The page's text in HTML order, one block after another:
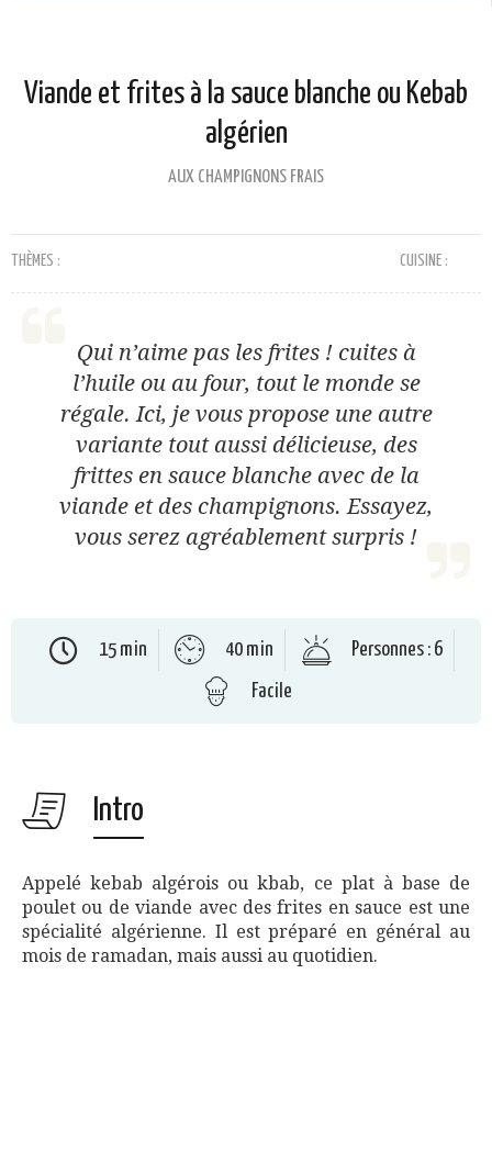
Viande et frites à la sauce blanche ou Kebab
algérien
AUX CHAMPIGNONS FRAIS
THÈMES : CUISINE :
Qui n’aime pas les frites ! cuites à
l’huile ou au four, tout le monde se
régale. Ici, je vous propose une autre
variante tout aussi délicieuse, des
frittes en sauce blanche avec de la
viande et des champignons. Essayez,
vous serez agréablement surpris !
15 min 40 min
Personnes : 6
Facile
Intro
Appelé kebab algérois ou kbab, ce plat à base de
poulet ou de viande avec des frites en sauce est une
spécialité algérienne. Il est préparé en général au
mois de ramadan, mais aussi au quotidien.